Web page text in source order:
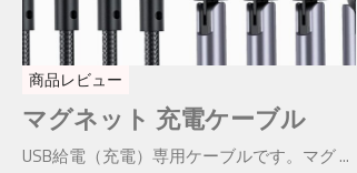
商品レビュー
マグネット 充電ケーブル
USB給電（充電）専用ケーブルです。マグ ...